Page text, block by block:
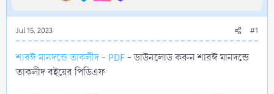
Jul 15, 2023 #1
শারঈ মানদন্ডে তাকলীদ - PDF- ডাউনলোড করুন শারঈ মানদন্ডে
তাকলীদ বইয়ের পিডিএফ